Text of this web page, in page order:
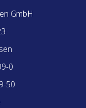
bereitgestellt
zu unseren
nutzen.
GmbH
0
50